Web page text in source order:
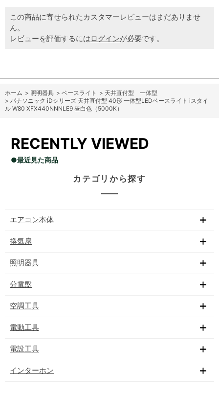
この商品に寄せられたカスタマーレビューはまだありませ
ん。
レビューを評価するにはログインが必要です。
ホーム > 照明器具 > ベースライト > 天井直付型 一体型
> パナソニック iDシリーズ 天井直付型 40形 一体型LEDベースライト iスタイ
ル W80 XFX440NNNLE9 昼白色（5000K）
RECENTLY VIEWED
●最近見た商品
カテゴリから探す
エアコン本体
換気扇
照明器具
分電盤
空調工具
電動工具
電設工具
インターホン